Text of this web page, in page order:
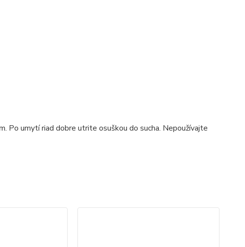
Po umytí riad dobre utrite osuškou do sucha. Nepoužívajte